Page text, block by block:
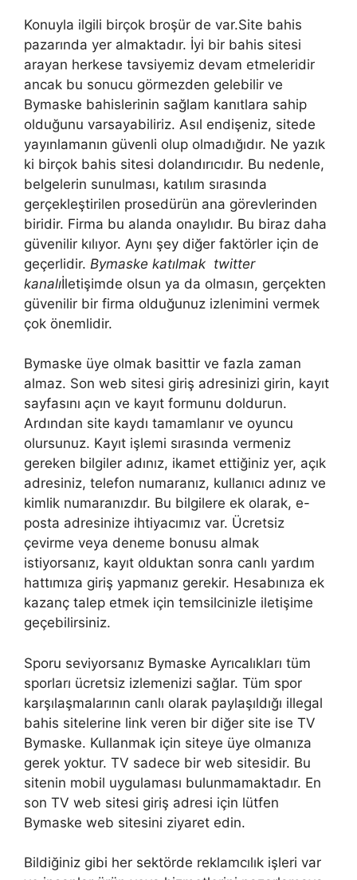
Konuyla ilgili birçok broşür de var.Site bahis
pazarında yer almaktadır. İyi bir bahis sitesi
arayan herkese tavsiyemiz devam etmeleridir
ancak bu sonucu görmezden gelebilir ve
Bymaske bahislerinin sağlam kanıtlara sahip
olduğunu varsayabiliriz. Asıl endişeniz, sitede
yayınlamanın güvenli olup olmadığıdır. Ne yazık
ki birçok bahis sitesi dolandırıcıdır. Bu nedenle,
belgelerin sunulması, katılım sırasında
gerçekleştirilen prosedürün ana görevlerinden
biridir. Firma bu alanda onaylıdır. Bu biraz daha
güvenilir kılıyor. Aynı şey diğer faktörler için de
geçerlidir. Bymaske katılmak twitter
kanalıİletişimde olsun ya da olmasın, gerçekten
güvenilir bir firma olduğunuz izlenimini vermek
çok önemlidir.
Bymaske üye olmak basittir ve fazla zaman
almaz. Son web sitesi giriş adresinizi girin, kayıt
sayfasını açın ve kayıt formunu doldurun.
Ardından site kaydı tamamlanır ve oyuncu
olursunuz. Kayıt işlemi sırasında vermeniz
gereken bilgiler adınız, ikamet ettiğiniz yer, açık
adresiniz, telefon numaranız, kullanıcı adınız ve
kimlik numaranızdır. Bu bilgilere ek olarak, e-
posta adresinize ihtiyacımız var. Ücretsiz
çevirme veya deneme bonusu almak
istiyorsanız, kayıt olduktan sonra canlı yardım
hattımıza giriş yapmanız gerekir. Hesabınıza ek
kazanç talep etmek için temsilcinizle iletişime
geçebilirsiniz.
Sporu seviyorsanız Bymaske Ayrıcalıkları tüm
sporları ücretsiz izlemenizi sağlar. Tüm spor
karşılaşmalarının canlı olarak paylaşıldığı illegal
bahis sitelerine link veren bir diğer site ise TV
Bymaske. Kullanmak için siteye üye olmanıza
gerek yoktur. TV sadece bir web sitesidir. Bu
sitenin mobil uygulaması bulunmamaktadır. En
son TV web sitesi giriş adresi için lütfen
Bymaske web sitesini ziyaret edin.
Bildiğiniz gibi her sektörde reklamcılık işleri var